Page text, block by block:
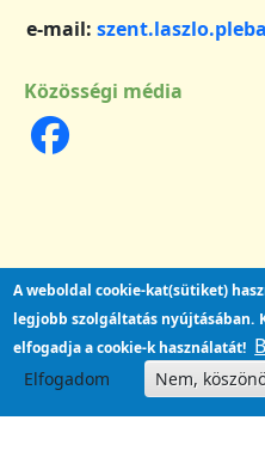
e-mail:
Közösségi média
A weboldal cookie-kat(sütiket)
legjobb szolgáltatás nyújtásában.
elfogadja a cookie-k használatát!
Elfogadom Nem,